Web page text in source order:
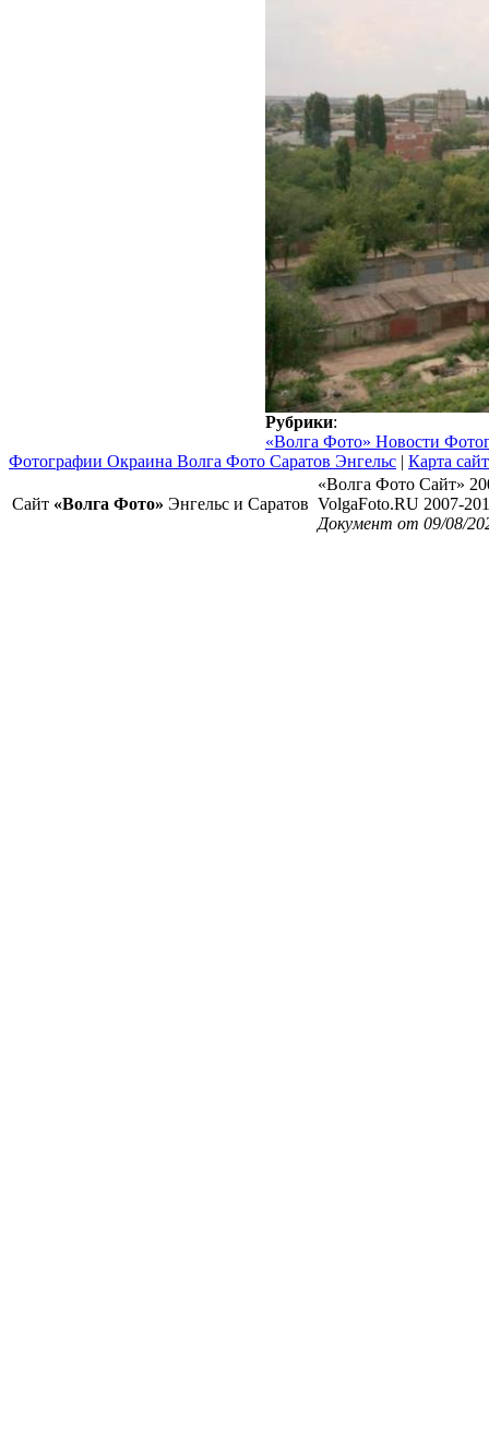
Рубрики:
«Волга Фото» Новости
Фотографии Окраина Волга Фото Саратов Энгельс | Карта
Сайт «Волга Фото» Энгельс и Саратов
«Волга Фото Сайт»
VolgaFoto.RU 2007-
Документ от 09/08/